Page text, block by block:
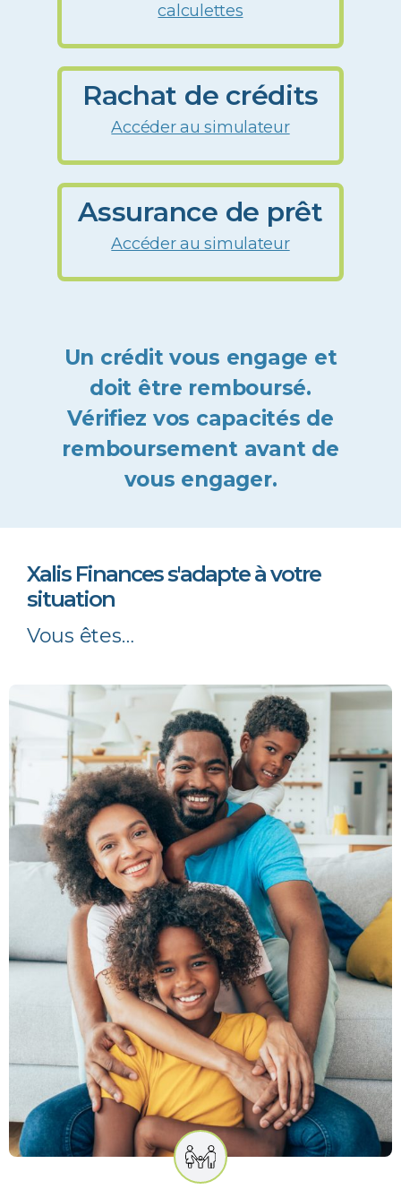
calculettes
Rachat de crédits
Accéder au simulateur
Assurance de prêt
Accéder au simulateur
Un crédit vous engage et
doit être remboursé.
Vérifiez vos capacités de
remboursement avant de
vous engager.
Xalis Finances s'adapte à votre
situation
Vous êtes…